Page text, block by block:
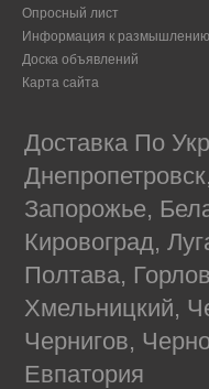
Опросный лист
Информация к размышлению
Доска объявлений
Карта сайта
Доставка По
Запорожье,
Кировоград,
Полтава,
Хмельницкий,
Чернигов,
Евпатория